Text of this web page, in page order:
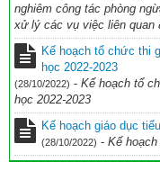
nghiêm công tác phòng
xử lý các vụ việc liên quan
Kế hoạch tổ chức thi
học 2022-2023
(28/10/2022) - Kế hoạch tổ
học 2022-2023
Kế hoạch giáo dục
(28/10/2022) - Kế